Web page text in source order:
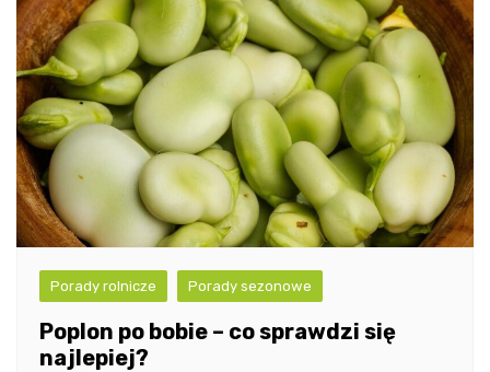
Porady rolnicze Porady sezonowe
Poplon po bobie – co sprawdzi się
najlepiej?